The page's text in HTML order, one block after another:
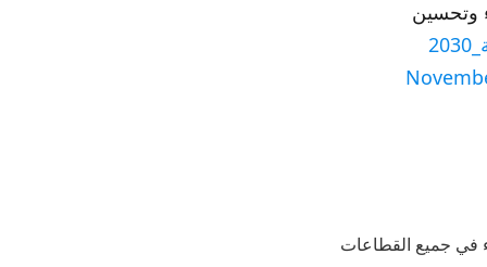
وتحسين
في جميع القطاعات